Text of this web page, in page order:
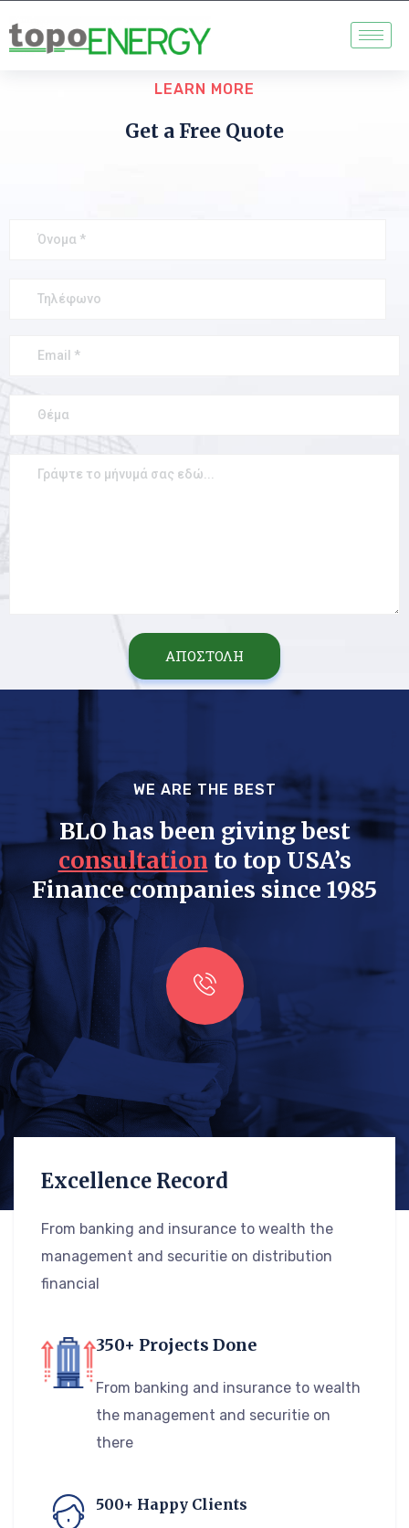
LEARN MORE
Get a Free Quote
ΑΠΟΣΤΟΛΗ
WE ARE THE BEST
BLO has been giving best
consultation to top USA’s
Finance companies since 1985
Excellence Record
From banking and insurance to wealth the
management and securitie on distribution
financial
350+ Projects Done
From banking and insurance to wealth
the management and securitie on
there
500+ Happy Clients